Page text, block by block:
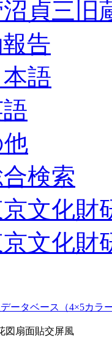
貞三旧
告
本語
検索
文化財
文化財
ータベース（4×5カラー
図扇面貼交屏風